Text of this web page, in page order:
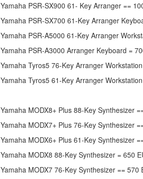
Yamaha PSR-SX900 61- Key Arranger ==
Yamaha PSR-SX700 61-Key Arranger
Yamaha PSR-A5000 61-Key Arranger
Yamaha PSR-A3000 Arranger Keyboard =
Yamaha Tyros5 76-Key Arranger
Yamaha Tyros5 61-Key Arranger
Yamaha MODX8+ Plus 88-Key Synthesizer
Yamaha MODX7+ Plus 76-Key Synthesizer
Yamaha MODX6+ Plus 61-Key Synthesizer
Yamaha MODX8 88-Key Synthesizer = 650
Yamaha MODX7 76-Key Synthesizer == 570